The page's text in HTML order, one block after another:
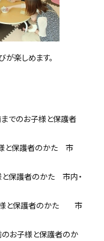
楽しめます。
までのお子様と保護者
様と保護者のかた 市
と保護者のかた 市内・
子様と保護者のかた 市
のお子様と保護者のか